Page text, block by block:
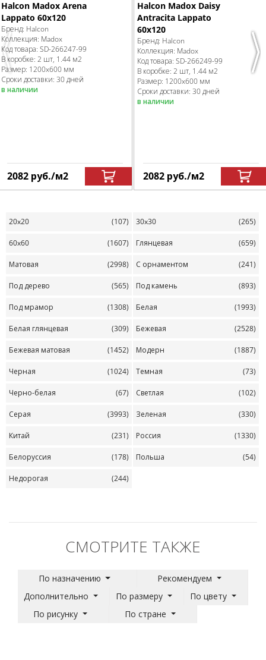
Previous
Halcon Madox Arena
Lappato 60x120
Бренд: Halcon
Коллекция: Madox
Код товара: SD-266247-99
В коробке: 2 шт, 1.44 м2
Размер: 1200x600 мм
Сроки доставки: 30 дней
в наличии
2082 руб./м2
Halcon Madox Daisy
Antracita Lappato
60x120
Бренд: Halcon
Коллекция: Madox
Код товара: SD-266249-99
В коробке: 2 шт, 1.44 м2
Размер: 1200x600 мм
Сроки доставки: 30 дней
в наличии
2082 руб./м2
20x20 (107) 30x30 (265)
60x60 (1607) Глянцевая (659)
Матовая (2998) С орнаментом (241)
Под дерево (565) Под камень (893)
Под мрамор (1308) Белая (1993)
Белая глянцевая (309) Бежевая (2528)
Бежевая матовая (1452) Модерн (1887)
Черная (1024) Темная (73)
Черно-белая (67) Светлая (102)
Серая (3993) Зеленая (330)
Китай (231) Россия (1330)
Белоруссия (178) Польша (54)
Недорогая (244)
СМОТРИТЕ ТАКЖЕ
По назначению
Рекомендуем
Дополнительно
По размеру
По цвету
По рисунку
По стране